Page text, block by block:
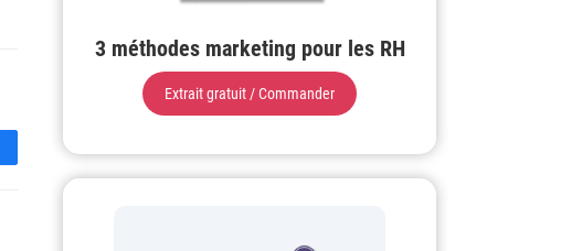
3 méthodes marketing pour les RH
Extrait gratuit / Commander